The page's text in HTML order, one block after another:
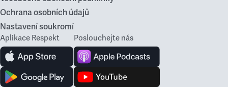
Ochrana osobních údajů
Nastavení soukromí
Aplikace Respekt Poslouchejte nás